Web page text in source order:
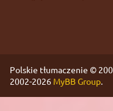
Polskie tłumaczenie ©
2002-2026 MyBB Group.